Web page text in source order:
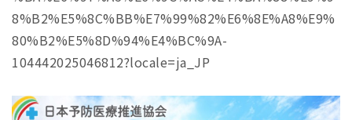
8%B2%E5%8C%BB%E7%99%82%E6%8E%A8%E9%
80%B2%E5%8D%94%E4%BC%9A-
104442025046812?locale=ja_JP